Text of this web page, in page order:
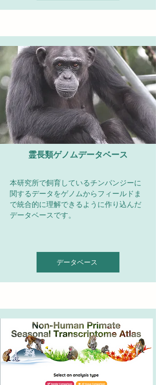
霊長類ゲノムデータベース
本研究所で飼育しているチンパンジーに
関するデータをゲノムからフィールドま
で統合的に理解できるように作り込んだ
データベースです。
データベース